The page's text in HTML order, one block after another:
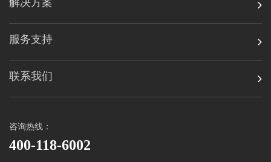
服务支持
联系我们
咨询热线：
400-118-6002